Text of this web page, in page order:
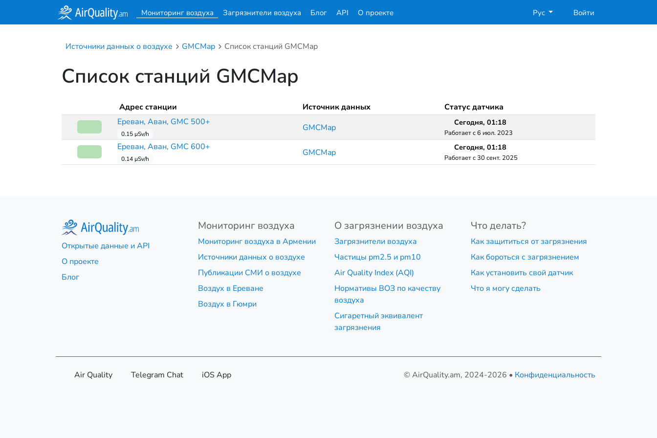
Мониторинг воздуха Загрязнители воздуха Блог API О проекте Рус Войти
Источники данных о воздухе GMCMap Список станций GMCMap
Список станций GMCMap
Адрес станции Источник данных
Статус датчика
Ереван, Аван, GMC 500+
0.15 µSv/h
GMCMap Сегодня, 01:18
Работает с 6 июл. 2023
Ереван, Аван, GMC 600+
0.14 µSv/h
GMCMap Сегодня, 01:18
Работает с 30 сент. 2025
Открытые данные и API
О проекте
Блог
Мониторинг воздуха
Мониторинг воздуха в Армении
Источники данных о воздухе
Публикации СМИ о воздухе
Воздух в Ереване
Воздух в Гюмри
О загрязнении воздуха
Загрязнители воздуха
Частицы pm2.5 и pm10
Air Quality Index (AQI)
Нормативы ВОЗ по качеству
воздуха
Сигаретный эквивалент
загрязнения
Что делать?
Как защититься от загрязнения
Как бороться с загрязнением
Как установить свой датчик
Что я могу сделать
Air Quality Telegram Chat iOS App © AirQuality.am, 2024-2026 • Конфиденциальность